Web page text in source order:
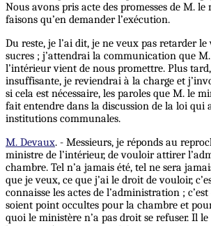
Nous avons pris acte des promesses de M.
faisons qu’en demander l’exécution.
Du reste, je l’ai dit, je ne veux pas retarder
sucres ; j’attendrai la communication que
l’intérieur vient de nous promettre. Plus
insuffisante, je reviendrai à la charge et
si cela est nécessaire, les paroles que M. le
fait entendre dans la discussion de la loi qui
institutions communales.
M. Devaux. - Messieurs, je réponds au
ministre de l’intérieur, de vouloir attirer
chambre. Tel n’a jamais été, tel ne sera
que je veux, ce que j’ai le droit de vouloir,
connaisse les actes de l’administration ;
soient point occultes pour la chambre et
quoi le ministère n’a pas droit se refuser. Il le